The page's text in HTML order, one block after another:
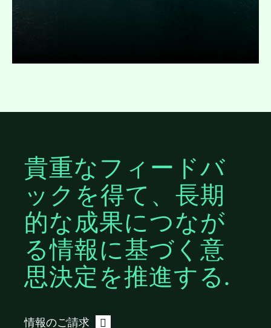
貴重なフィードバ
ックを得て、長期
的な成果につなが
る情報に基づく意
思決定を推進する.
情報のご請求